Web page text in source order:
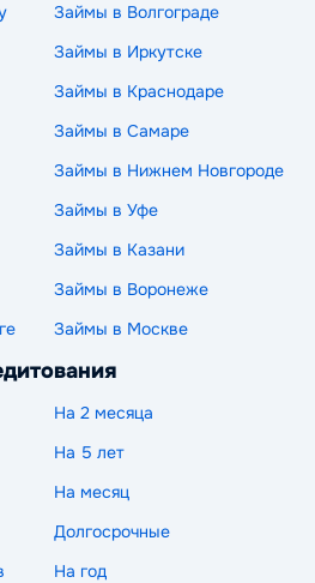
Займы в Волгограде
Займы в Иркутске
Займы в Краснодаре
Займы в Самаре
Займы в Нижнем Новгороде
Займы в Уфе
Займы в Казани
Займы в Воронеже
Займы в Москве
На 2 месяца
На 5 лет
На месяц
Долгосрочные
На год